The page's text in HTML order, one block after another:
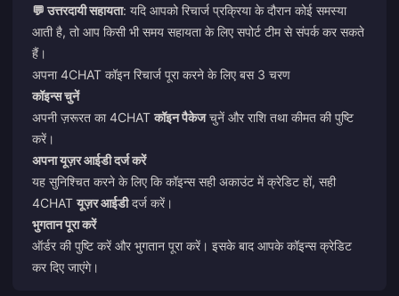
💬 उत्तरदायी सहायता: यदि आपको रिचार्ज प्रक्रिया के दौरान कोई समस्या
आती है, तो आप किसी भी समय सहायता के लिए सपोर्ट टीम से संपर्क कर सकते
हैं।
अपना 4CHAT कॉइन रिचार्ज पूरा करने के लिए बस 3 चरण
कॉइन्स चुनें
अपनी ज़रूरत का 4CHATकॉइन पैकेजचुनें और राशि तथा कीमत की पुष्टि
करें।
अपना यूज़र आईडी दर्ज करें
यह सुनिश्चित करने के लिए कि कॉइन्स सही अकाउंट में क्रेडिट हों, सही
4CHATयूज़र आईडीदर्ज करें।
भुगतान पूरा करें
ऑर्डर की पुष्टि करें और भुगतान पूरा करें। इसके बाद आपके कॉइन्स क्रेडिट
कर दिए जाएंगे।